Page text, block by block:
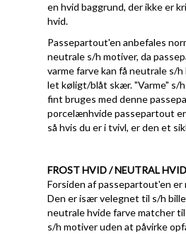
en hvid baggrund, der ikke er
hvid.
Passepartout'en anbefales
neutrale s/h motiver, da
varme farve kan få neutrale s/
let køligt/blåt skær. "Varme" s/
fint bruges med denne
porcelænhvide passepartout
så hvis du er i tvivl, er den et
FROST HVID / NEUTRAL HVID
Forsiden af passepartout'en
Den er især velegnet til s/h
neutrale hvide farve matcher
s/h motiver uden at påvirke